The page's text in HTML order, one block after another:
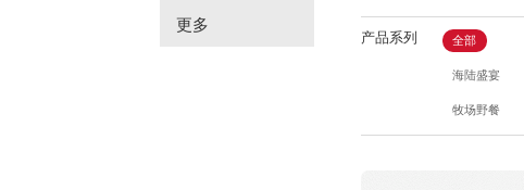
更多
产品系列 全部
海陆盛宴
牧场野餐